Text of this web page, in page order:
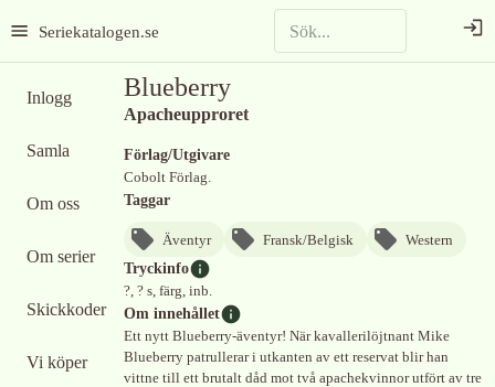
Seriekatalogen.se
Inlogg
Samla
Om oss
Om serier
Skickkoder
Vi köper
Blueberry
Apacheupproret
Förlag/Utgivare
Cobolt Förlag.
Taggar
Äventyr Fransk/Belgisk
Western
Tryckinfo
?, ? s, färg, inb.
Om innehållet
Ett nytt Blueberry-äventyr! När kavallerilöjtnant Mike
Blueberry patrullerar i utkanten av ett reservat blir han
vittne till ett brutalt dåd mot två apachekvinnor utfört av tre